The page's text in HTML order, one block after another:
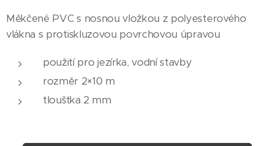
Měkčené PVC s nosnou vložkou z polyesterového
vlákna s protiskluzovou povrchovou úpravou
použití pro jezírka, vodní stavby
rozměr 2×10 m
tloušťka 2 mm